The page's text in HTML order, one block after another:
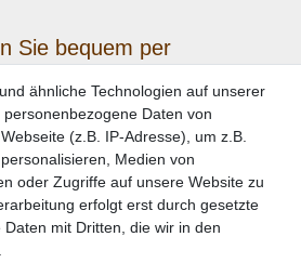
Sie bequem per
ähnliche Technologien auf unserer
Daten von
(z.B. IP-Adresse), um z.B.
Medien von
oder Zugriffe auf unsere Website zu
erfolgt erst durch gesetzte
mit Dritten, die wir in den